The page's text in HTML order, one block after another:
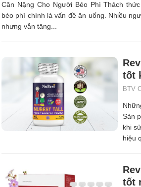
Cân Nặng Cho Người Béo Phì Thách
béo phì chính là vấn đề ăn uống. Nhiều
nhưng vẫn tăng...
tốt
BTV
Sản
khi
hiệu
tốt